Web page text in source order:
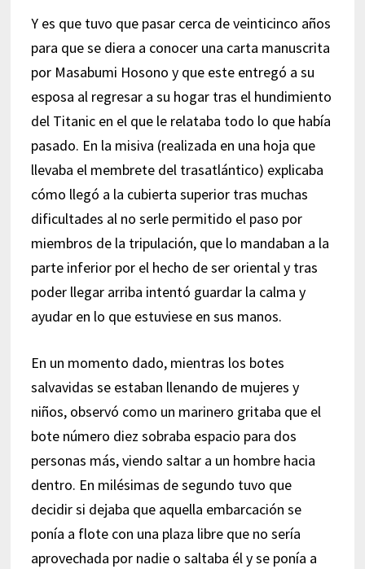
Y es que tuvo que pasar cerca de veinticinco años
para que se diera a conocer una carta manuscrita
por Masabumi Hosono y que este entregó a su
esposa al regresar a su hogar tras el hundimiento
del Titanic en el que le relataba todo lo que había
pasado. En la misiva (realizada en una hoja que
llevaba el membrete del trasatlántico) explicaba
cómo llegó a la cubierta superior tras muchas
dificultades al no serle permitido el paso por
miembros de la tripulación, que lo mandaban a la
parte inferior por el hecho de ser oriental y tras
poder llegar arriba intentó guardar la calma y
ayudar en lo que estuviese en sus manos.
En un momento dado, mientras los botes
salvavidas se estaban llenando de mujeres y
niños, observó como un marinero gritaba que el
bote número diez sobraba espacio para dos
personas más, viendo saltar a un hombre hacia
dentro. En milésimas de segundo tuvo que
decidir si dejaba que aquella embarcación se
ponía a flote con una plaza libre que no sería
aprovechada por nadie o saltaba él y se ponía a